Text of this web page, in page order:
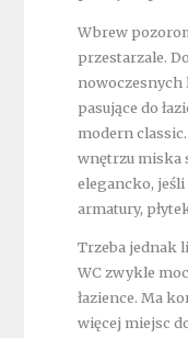
Wbrew
przestarzale.
nowoczesnych
pasujące do
modern
wnętrzu miska
elegancko,
armatury,
Trzeba jednak
WC zwykle
łazience. Ma
więcej miejsc